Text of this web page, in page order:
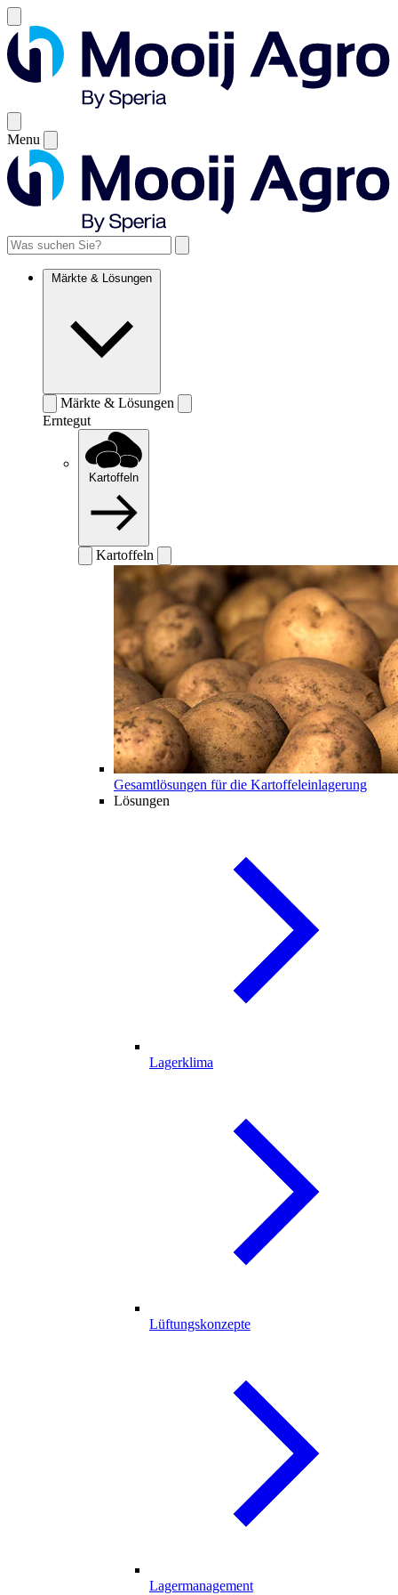
Menu
Märkte & Lösungen
Märkte & Lösungen
Erntegut
Kartoffeln
Kartoffeln
Gesamtlösungen für die Kartoffeleinlagerung
Lösungen
Lagerklima
Lüftungskonzepte
Lagermanagement